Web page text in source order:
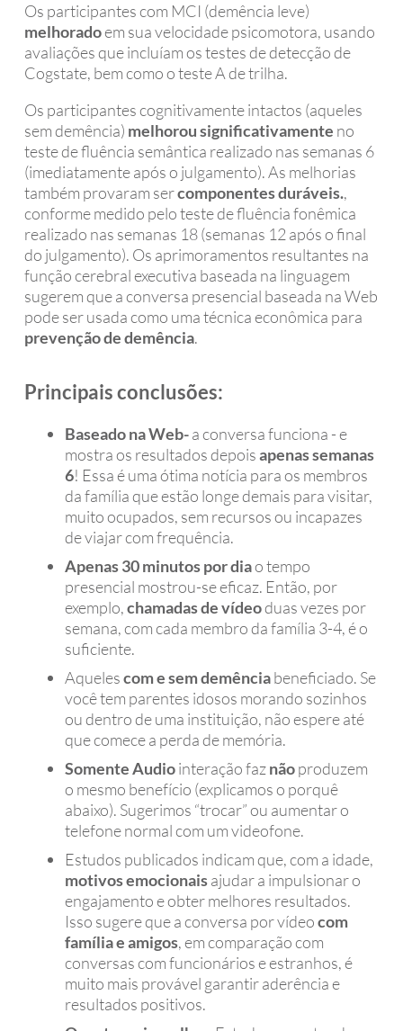
Os participantes com MCI (demência leve)
melhoradoem sua velocidade psicomotora, usando
avaliações que incluíam os testes de detecção de
Cogstate, bem como o teste A de trilha.
Os participantes cognitivamente intactos (aqueles
sem demência) melhorou significativamente no
teste de fluência semântica realizado nas semanas 6
(imediatamente após o julgamento). As melhorias
também provaram sercomponentes duráveis.,
conforme medido pelo teste de fluência fonêmica
realizado nas semanas 18 (semanas 12 após o final
do julgamento). Os aprimoramentos resultantes na
função cerebral executiva baseada na linguagem
sugerem que a conversa presencial baseada na Web
pode ser usada como uma técnica econômica para
prevenção de demência.
Principais conclusões:
Baseado na Web-a conversa funciona - e
mostra os resultados depoisapenas semanas
6! Essa é uma ótima notícia para os membros
da família que estão longe demais para visitar,
muito ocupados, sem recursos ou incapazes
de viajar com frequência.
Apenas 30 minutos por diao tempo
presencial mostrou-se eficaz. Então, por
exemplo,chamadas de vídeoduas vezes por
semana, com cada membro da família 3-4, é o
suficiente.
Aquelescom e sem demênciabeneficiado. Se
você tem parentes idosos morando sozinhos
ou dentro de uma instituição, não espere até
que comece a perda de memória.
Somente Audiointeração faznãoproduzem
o mesmo benefício (explicamos o porquê
abaixo). Sugerimos “trocar” ou aumentar o
telefone normal com um videofone.
Estudos publicados indicam que, com a idade,
motivos emocionaisajudar a impulsionar o
engajamento e obter melhores resultados.
Isso sugere que a conversa por vídeocom
família e amigos, em comparação com
conversas com funcionários e estranhos, é
muito mais provável garantir aderência e
resultados positivos.